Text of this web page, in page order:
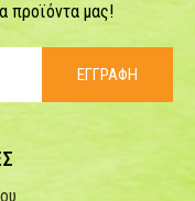
προϊόντα μας!
ΕΓΓΡΑΦΗ